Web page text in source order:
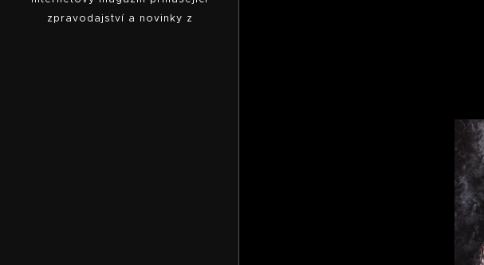
zpravodajství a novinky z